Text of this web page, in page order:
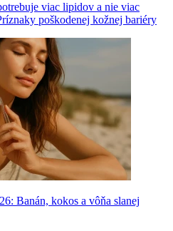
viac lipidov a nie viac
poškodenej kožnej bariéry
Banán, kokos a vôňa slanej